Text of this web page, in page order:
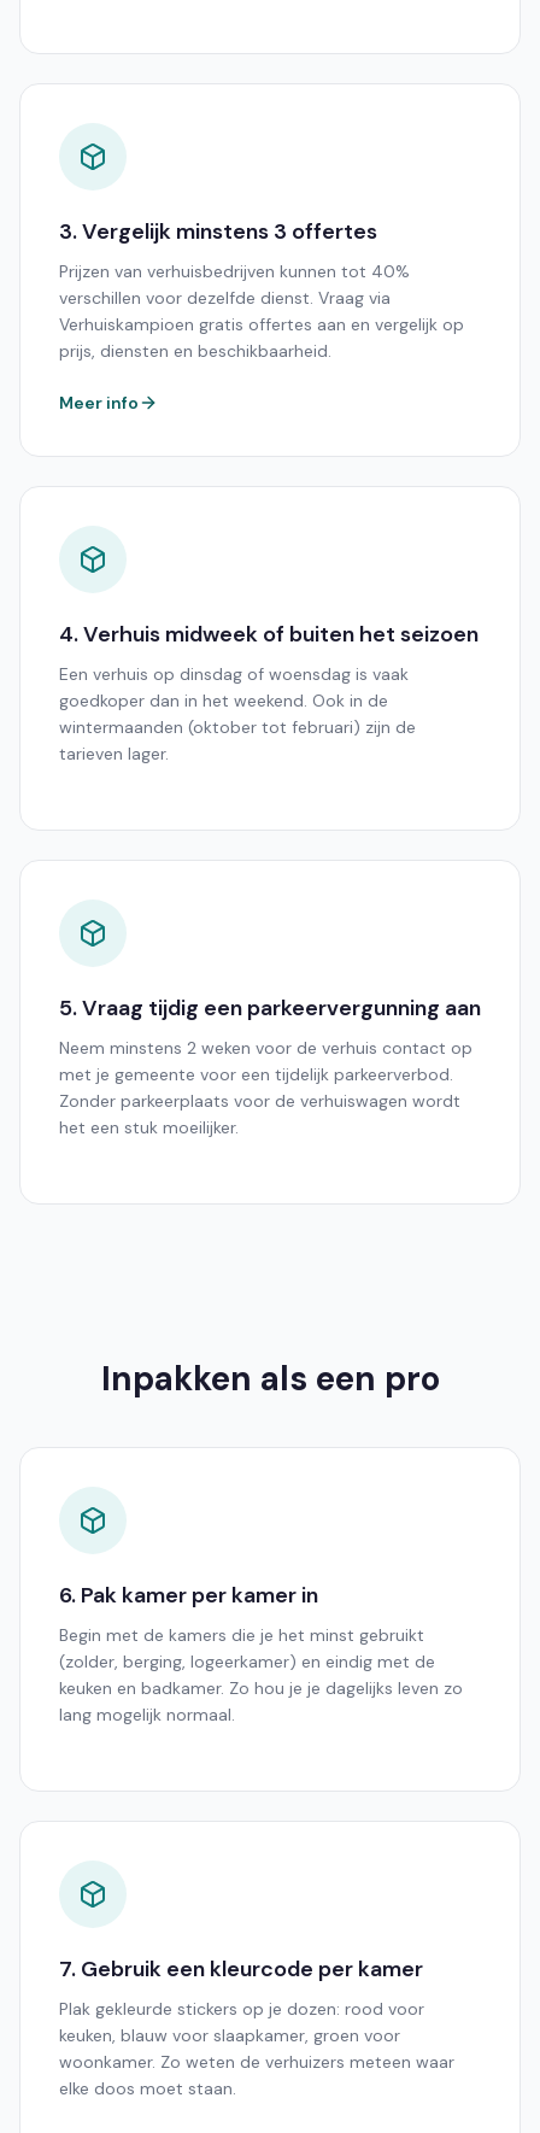
3. Vergelijk minstens 3 offertes
Prijzen van verhuisbedrijven kunnen tot 40%
verschillen voor dezelfde dienst. Vraag via
Verhuiskampioen gratis offertes aan en vergelijk op
prijs, diensten en beschikbaarheid.
Meer info
4. Verhuis midweek of buiten het seizoen
Een verhuis op dinsdag of woensdag is vaak
goedkoper dan in het weekend. Ook in de
wintermaanden (oktober tot februari) zijn de
tarieven lager.
5. Vraag tijdig een parkeervergunning aan
Neem minstens 2 weken voor de verhuis contact op
met je gemeente voor een tijdelijk parkeerverbod.
Zonder parkeerplaats voor de verhuiswagen wordt
het een stuk moeilijker.
Inpakken als een pro
6. Pak kamer per kamer in
Begin met de kamers die je het minst gebruikt
(zolder, berging, logeerkamer) en eindig met de
keuken en badkamer. Zo hou je je dagelijks leven zo
lang mogelijk normaal.
7. Gebruik een kleurcode per kamer
Plak gekleurde stickers op je dozen: rood voor
keuken, blauw voor slaapkamer, groen voor
woonkamer. Zo weten de verhuizers meteen waar
elke doos moet staan.